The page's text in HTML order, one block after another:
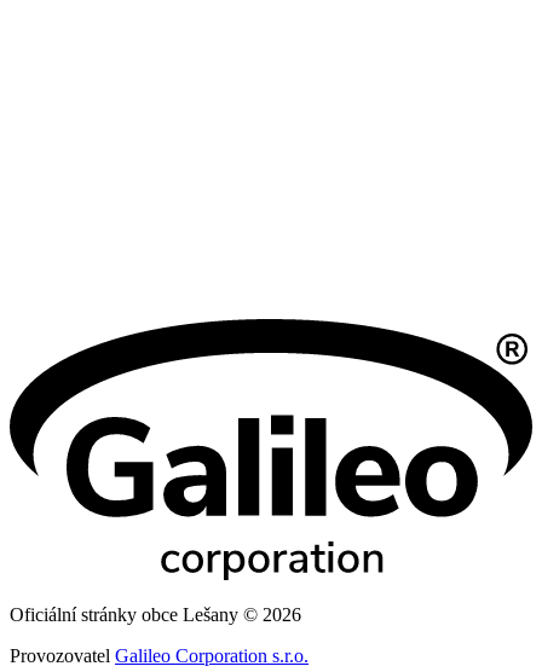
Oficiální stránky obce Lešany © 2026
Provozovatel Galileo Corporation s.r.o.